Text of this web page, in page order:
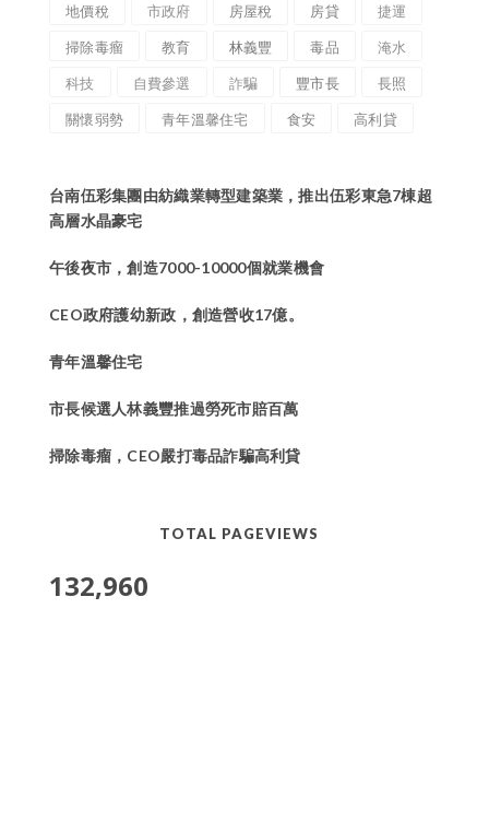
地價稅 市政府 房屋稅 房貸 捷運
掃除毒瘤 教育 林義豐 毒品 淹水
科技 自費參選 詐騙 豐市長 長照
關懷弱勢 青年溫馨住宅 食安 高利貸
台南伍彩集團由紡織業轉型建築業，推出伍彩東急7棟超
高層水晶豪宅
午後夜市，創造7000-10000個就業機會
CEO政府護幼新政，創造營收17億。
青年溫馨住宅
市長候選人林義豐推過勞死市賠百萬
掃除毒瘤，CEO嚴打毒品詐騙高利貸
TOTAL PAGEVIEWS
132,960